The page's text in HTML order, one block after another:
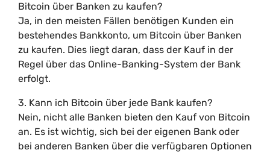
Bitcoin über Banken zu kaufen?
Ja, in den meisten Fällen benötigen Kunden ein
bestehendes Bankkonto, um Bitcoin über Banken
zu kaufen. Dies liegt daran, dass der Kauf in der
Regel über das Online-Banking-System der Bank
erfolgt.
3. Kann ich Bitcoin über jede Bank kaufen?
Nein, nicht alle Banken bieten den Kauf von Bitcoin
an. Es ist wichtig, sich bei der eigenen Bank oder
bei anderen Banken über die verfügbaren Optionen